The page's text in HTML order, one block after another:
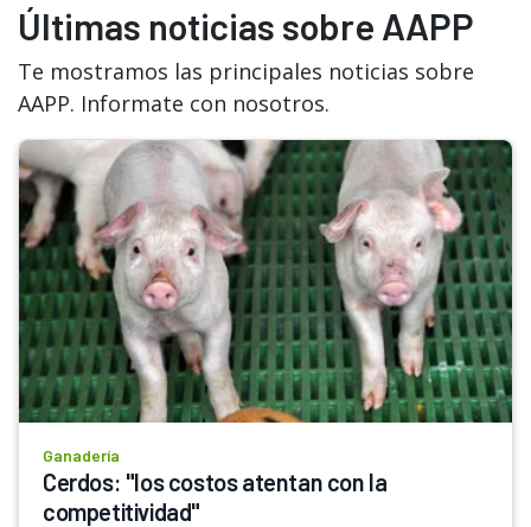
Últimas noticias sobre AAPP
Te mostramos las principales noticias sobre
AAPP. Informate con nosotros.
Ganadería
Cerdos: "los costos atentan con la
competitividad"